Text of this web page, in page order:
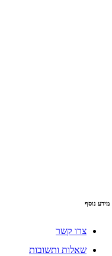
מידע נוסף
צרו קשר
שאלות ותשובות